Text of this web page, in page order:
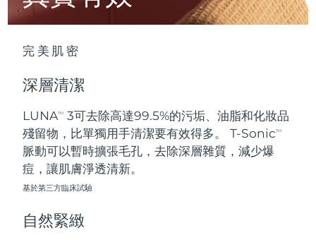
完美肌密
深層清潔
LUNATM
3可去除高達99.5%的污垢、油脂和化妝品
殘留物，比單獨用手清潔要有效得多。 T-SonicTM
脈動可以暫時擴張毛孔，去除深層雜質，減少爆
痘，讓肌膚淨透清新。
基於第三方臨床試驗
自然緊緻
全部購買
關於我們
黎巴嫩 預計送達日期8/12/26
立陶宛
中國澳門特別行政區